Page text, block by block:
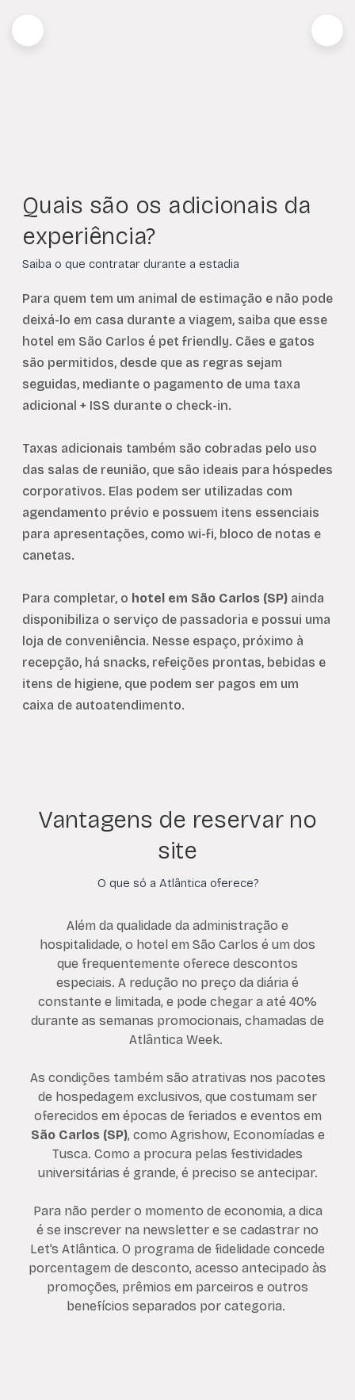
Quais são os adicionais da
experiência?
Saiba o que contratar durante a estadia
Para quem tem um animal de estimação e não pode
deixá-lo em casa durante a viagem, saiba que esse
hotel em São Carlos é pet friendly. Cães e gatos
são permitidos, desde que as regras sejam
seguidas, mediante o pagamento de uma taxa
adicional + ISS durante o check-in.
Taxas adicionais também são cobradas pelo uso
das salas de reunião, que são ideais para hóspedes
corporativos. Elas podem ser utilizadas com
agendamento prévio e possuem itens essenciais
para apresentações, como wi-fi, bloco de notas e
canetas.
Para completar, o hotel em São Carlos (SP) ainda
disponibiliza o serviço de passadoria e possui uma
loja de conveniência. Nesse espaço, próximo à
recepção, há snacks, refeições prontas, bebidas e
itens de higiene, que podem ser pagos em um
caixa de autoatendimento.
Vantagens de reservar no
site
O que só a Atlântica oferece?
Além da qualidade da administração e
hospitalidade, o hotel em São Carlos é um dos
que frequentemente oferece descontos
especiais. A redução no preço da diária é
constante e limitada, e pode chegar a até 40%
durante as semanas promocionais, chamadas de
Atlântica Week.
As condições também são atrativas nos pacotes
de hospedagem exclusivos, que costumam ser
oferecidos em épocas de feriados e eventos em
São Carlos (SP), como Agrishow, Economíadas e
Tusca. Como a procura pelas festividades
universitárias é grande, é preciso se antecipar.
Para não perder o momento de economia, a dica
é se inscrever na newsletter e se cadastrar no
Let’s Atlântica. O programa de fidelidade concede
porcentagem de desconto, acesso antecipado às
promoções, prêmios em parceiros e outros
benefícios separados por categoria.